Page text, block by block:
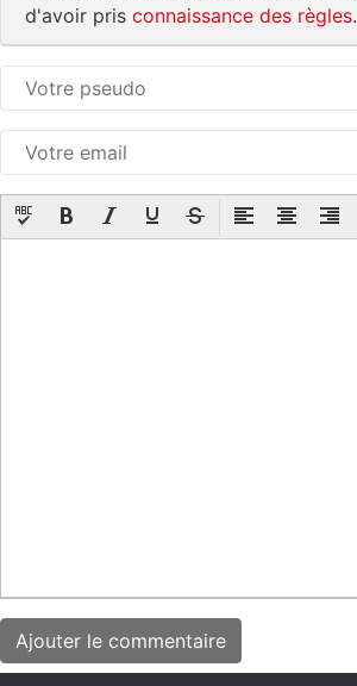
d'avoir pris connaissance des règles.